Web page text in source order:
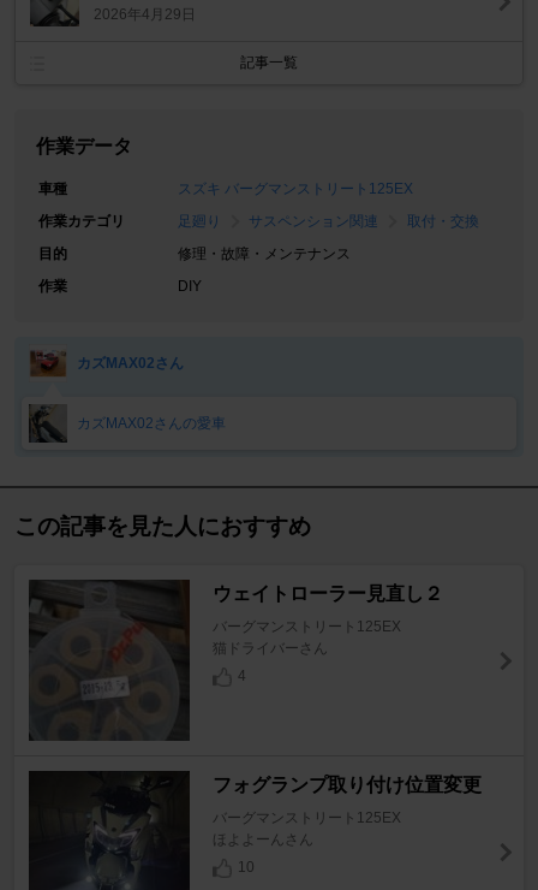
2026年4月29日
記事一覧
作業データ
車種
スズキ バーグマンストリート125EX
作業カテゴリ
足廻り サスペンション関連
取付・交換
目的
修理・故障・メンテナンス
作業
DIY
カズMAX02さん
カズMAX02さんの愛車
この記事を見た人におすすめ
ウェイトローラー見直し２
バーグマンストリート125EX
猫ドライバーさん
4
フォグランプ取り付け位置変更
バーグマンストリート125EX
ほよよーんさん
10